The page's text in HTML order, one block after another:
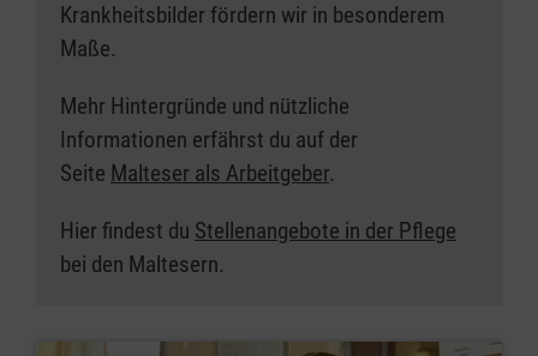
Krankheitsbilder fördern wir in besonderem
Maße.
Mehr Hintergründe und nützliche
Informationen erfährst du auf der
Seite Malteser als Arbeitgeber.
Hier findest du Stellenangebote in der Pflege
bei den Maltesern.